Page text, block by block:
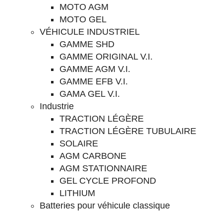
MOTO AGM
MOTO GEL
VÉHICULE INDUSTRIEL
GAMME SHD
GAMME ORIGINAL V.I.
GAMME AGM V.I.
GAMME EFB V.I.
GAMA GEL V.I.
Industrie
TRACTION LÉGÈRE
TRACTION LÉGÈRE TUBULAIRE
SOLAIRE
AGM CARBONE
AGM STATIONNAIRE
GEL CYCLE PROFOND
LITHIUM
Batteries pour véhicule classique